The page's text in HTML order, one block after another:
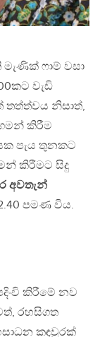
මැණික් ෆාම් වසා
වැඩි
තත්ත්වය නිසාත්,
කිරීම
පැය තුනකට
කිරීමට සිදු
අවතැන්
පමණ විය.
කිරීමේ නව
රහසිගත
කඳවුරක්